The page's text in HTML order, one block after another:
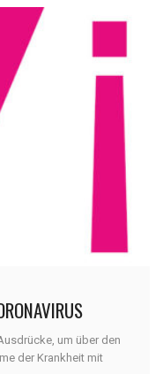
um über den
der Krankheit mit